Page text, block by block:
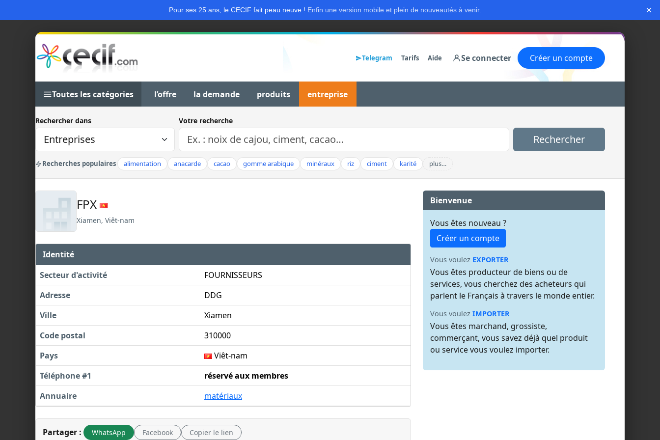
Pour ses 25 ans, le CECIF fait peau neuve ! Enfin une version mobile et plein de nouveautés à venir. ×
Telegram Tarifs Aide Se connecter Créer un compte
Toutes les catégories l’offre la demande produits entreprise
Rechercher dans Votre recherche
Rechercher
Recherches populaires alimentation anacarde cacao gomme arabique minéraux riz ciment karité plus…
FPX
Xiamen, Viêt-nam
Identité
Secteur d'activité
FOURNISSEURS
Adresse
DDG
Ville
Xiamen
Code postal
310000
Pays
Viêt-nam
Téléphone #1
réservé aux membres
Annuaire
matériaux
Partager : WhatsApp Facebook Copier le lien
Bienvenue
Vous êtes nouveau ?
Créer un compte
Vous voulez EXPORTER
Vous êtes producteur de biens ou de
services, vous cherchez des acheteurs qui
parlent le Français à travers le monde entier.
Vous voulez IMPORTER
Vous êtes marchand, grossiste,
commerçant, vous savez déjà quel produit
ou service vous voulez importer.